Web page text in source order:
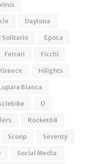
Daytona
Solitario
Epoca
Ferrari
Ficchi
Greece
Hilights
Bianca
O
Rocket68
Scoop
Seventy
Social Media